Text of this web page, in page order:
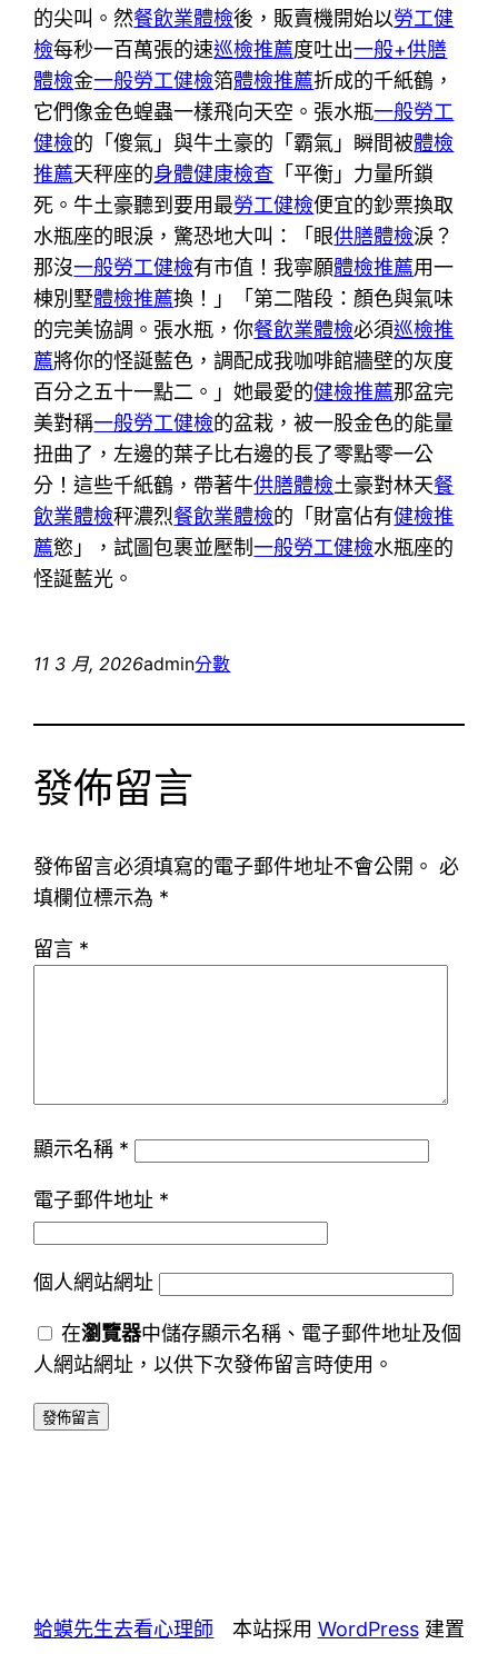
的尖叫。然餐飲業體檢後，販賣機開始以勞工健
檢每秒一百萬張的速巡檢推薦度吐出一般+供膳
體檢金一般勞工健檢箔體檢推薦折成的千紙鶴，
它們像金色蝗蟲一樣飛向天空。張水瓶一般勞工
健檢的「傻氣」與牛土豪的「霸氣」瞬間被體檢
推薦天秤座的身體健康檢查 「平衡」力量所鎖
死。牛土豪聽到要用最勞工健檢便宜的鈔票換取
水瓶座的眼淚，驚恐地大叫：「眼供膳體檢淚？
那沒一般勞工健檢有市值！我寧願體檢推薦用一
棟別墅體檢推薦換！」「第二階段：顏色與氣味
的完美協調。張水瓶，你餐飲業體檢必須巡檢推
薦將你的怪誕藍色，調配成我咖啡館牆壁的灰度
百分之五十一點二。」她最愛的健檢推薦那盆完
美對稱一般勞工健檢的盆栽，被一股金色的能量
扭曲了，左邊的葉子比右邊的長了零點零一公
分！這些千紙鶴，帶著牛供膳體檢土豪對林天餐
飲業體檢秤濃烈餐飲業體檢的「財富佔有健檢推
薦慾」，試圖包裹並壓制一般勞工健檢水瓶座的
怪誕藍光。
11 3 月, 2026admin分數
發佈留言
發佈留言必須填寫的電子郵件地址不會公開。 必
填欄位標示為 *
留言 *
顯示名稱 *
電子郵件地址 *
個人網站網址
在瀏覽器中儲存顯示名稱、電子郵件地址及個
人網站網址，以供下次發佈留言時使用。
蛤蟆先生去看心理師 本站採用 WordPress建置